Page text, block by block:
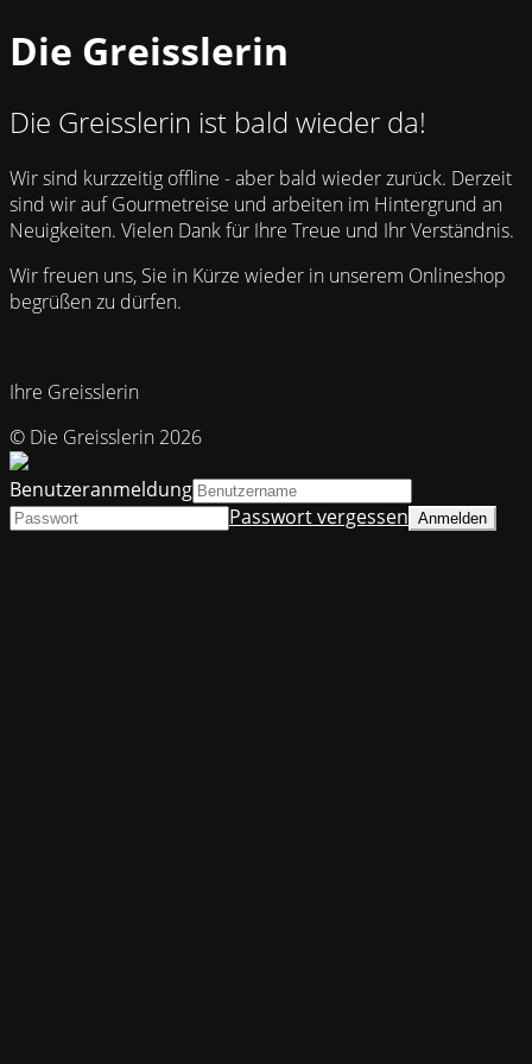
Die Greisslerin
Die Greisslerin ist bald wieder da!
Wir sind kurzzeitig offline - aber bald wieder zurück. Derzeit
sind wir auf Gourmetreise und arbeiten im Hintergrund an
Neuigkeiten. Vielen Dank für Ihre Treue und Ihr Verständnis.
Wir freuen uns, Sie in Kürze wieder in unserem Onlineshop
begrüßen zu dürfen.
Ihre Greisslerin
© Die Greisslerin 2026
Benutzeranmeldung
Passwort vergessen